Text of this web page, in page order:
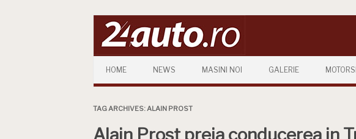
HOME NEWS MASINI NOI GALERIE
TAG ARCHIVES:ALAIN PROST
Alain Prost preia conducerea in